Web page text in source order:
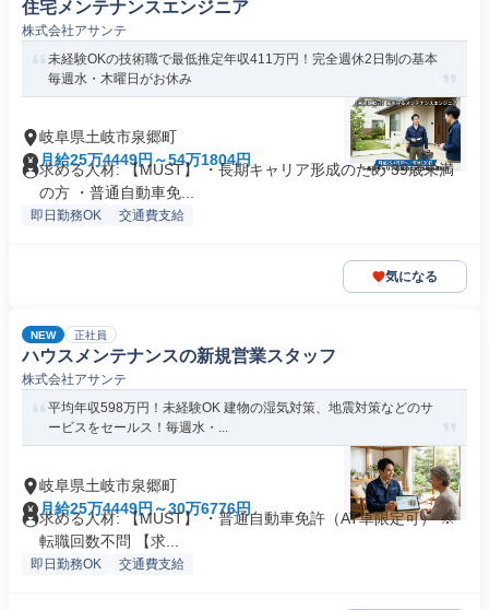
住宅メンテナンスエンジニア
株式会社アサンテ
未経験OKの技術職で最低推定年収411万円！完全週休2日制の基本
毎週水・木曜日がお休み
岐阜県土岐市泉郷町
月給25万4449円～54万1804円
求める人材: 【MUST】 ・長期キャリア形成のため 39歳未満
の方 ・普通自動車免...
即日勤務OK 交通費支給
気になる
NEW 正社員
ハウスメンテナンスの新規営業スタッフ
株式会社アサンテ
平均年収598万円！未経験OK 建物の湿気対策、地震対策などのサ
ービスをセールス！毎週水・...
岐阜県土岐市泉郷町
月給25万4449円～30万6776円
求める人材: 【MUST】 ・普通自動車免許（AT車限定可） ※
転職回数不問 【求...
即日勤務OK 交通費支給